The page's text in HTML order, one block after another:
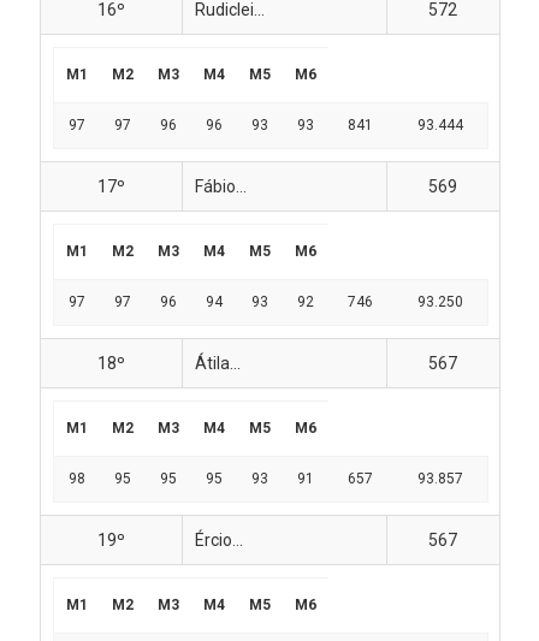
16º Rudiclei... 572
M1 M2 M3 M4 M5 M6
97 97 96 96 93 93 841 93.444
17º Fábio... 569
M1 M2 M3 M4 M5 M6
97 97 96 94 93 92 746 93.250
18º Átila... 567
M1 M2 M3 M4 M5 M6
98 95 95 95 93 91 657 93.857
19º Ércio... 567
M1 M2 M3 M4 M5 M6